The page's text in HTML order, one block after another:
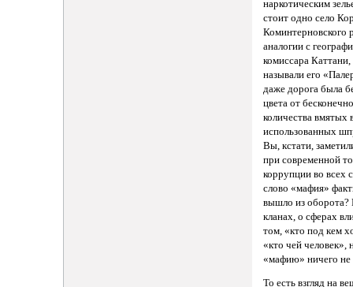
наркотическим
стоит одно село
Коминтерновского
аналогии с
комиссара
называли его
даже дорога была
цвета от
количества вмятых
использованных
Вы, кстати,
при современной
коррупции во всех
слово «мафия»
вышло из оборота?
кланах, о сферах
том, «кто под кем
«кто чей человек»,
«мафию» ничего
То есть взгляд на